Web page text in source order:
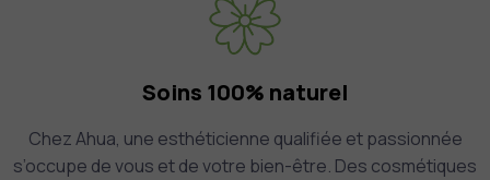
Soins 100% naturel
Chez Ahua, une esthéticienne qualifiée et passionnée
s’occupe de vous et de votre bien-être. Des cosmétiques